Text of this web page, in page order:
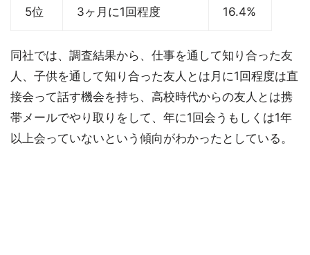
5位 3ヶ月に1回程度 16.4%
同社では、調査結果から、仕事を通して知り合った友
人、子供を通して知り合った友人とは月に1回程度は直
接会って話す機会を持ち、高校時代からの友人とは携
帯メールでやり取りをして、年に1回会うもしくは1年
以上会っていないという傾向がわかったとしている。